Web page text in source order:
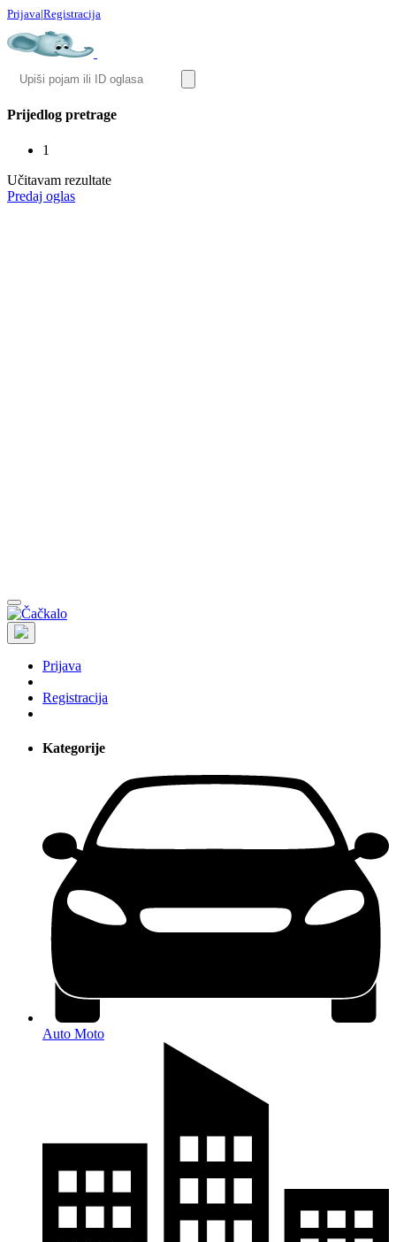
Prijava|Registracija
Prijedlog pretrage
1
Učitavam rezultate
Predaj oglas
Prijava
Registracija
Kategorije
Auto Moto